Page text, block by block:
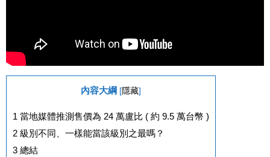
內容大綱 [隱藏]
1 當地媒體推測售價為 24 萬盧比 ( 約 9.5 萬台幣 )
2 級別不同、一樣能當該級別之最嗎？
3 總結